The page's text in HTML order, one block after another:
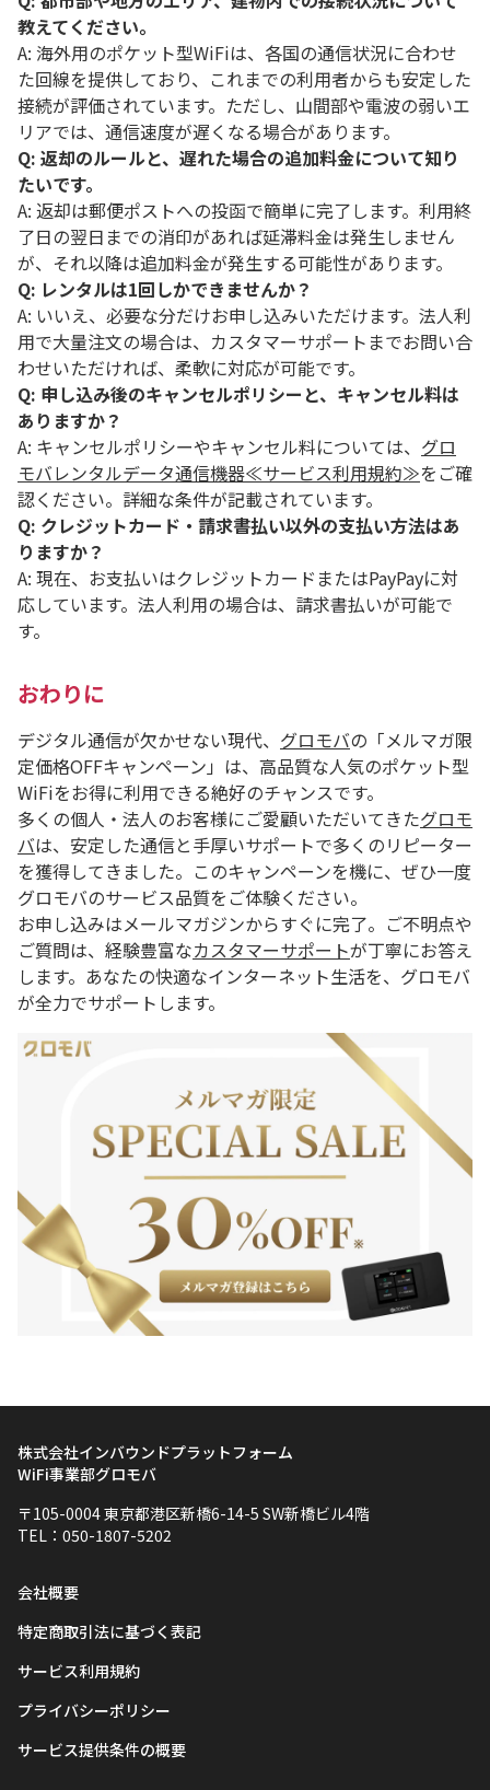
教えてください。
A: 海外用のポケット型WiFiは、各国の通信状況に合わせ
た回線を提供しており、これまでの利用者からも安定した
接続が評価されています。ただし、山間部や電波の弱いエ
リアでは、通信速度が遅くなる場合があります。
Q: 返却のルールと、遅れた場合の追加料金について知り
たいです。
A: 返却は郵便ポストへの投函で簡単に完了します。利用終
了日の翌日までの消印があれば延滞料金は発生しません
が、それ以降は追加料金が発生する可能性があります。
Q: レンタルは1回しかできませんか？
A: いいえ、必要な分だけお申し込みいただけます。法人利
用で大量注文の場合は、カスタマーサポートまでお問い合
わせいただければ、柔軟に対応が可能です。
Q: 申し込み後のキャンセルポリシーと、キャンセル料は
ありますか？
A: キャンセルポリシーやキャンセル料については、 グロ
モバレンタルデータ通信機器≪サービス利用規約≫をご確
認ください。詳細な条件が記載されています。
Q: クレジットカード・請求書払い以外の支払い方法はあ
りますか？
A: 現在、お支払いはクレジットカードまたはPayPayに対
応しています。法人利用の場合は、請求書払いが可能で
す。
おわりに
デジタル通信が欠かせない現代、 グロモバの「メルマガ限
定価格OFFキャンペーン」は、高品質な人気のポケット型
WiFiをお得に利用できる絶好のチャンスです。
多くの個人・法人のお客様にご愛顧いただいてきたグロモ
バは、安定した通信と手厚いサポートで多くのリピーター
を獲得してきました。このキャンペーンを機に、ぜひ一度
グロモバのサービス品質をご体験ください。
お申し込みはメールマガジンからすぐに完了。ご不明点や
ご質問は、経験豊富なカスタマーサポートが丁寧にお答え
します。あなたの快適なインターネット生活を、グロモバ
が全力でサポートします。
株式会社インバウンドプラットフォーム
WiFi事業部グロモバ
〒105-0004 東京都港区新橋6-14-5 SW新橋ビル4階
TEL：050-1807-5202
会社概要
特定商取引法に基づく表記
サービス利用規約
プライバシーポリシー
サービス提供条件の概要